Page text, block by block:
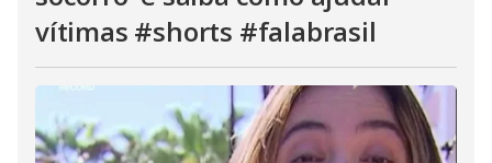
vítimas #shorts #falabrasil